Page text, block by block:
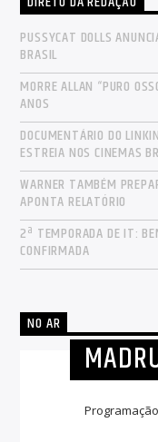
PUSSYCAT DOLLS
BRASIL
MORRE ALLAN “PURO
ANOS
DOCUMENTÁRIO DO
ESTREIA NOS CINEMAS
WARNER TAMBÉM
APONTA RELATÓRIO
2ª TEMPORADA DE IT:
CONFIRMADA
NO AR